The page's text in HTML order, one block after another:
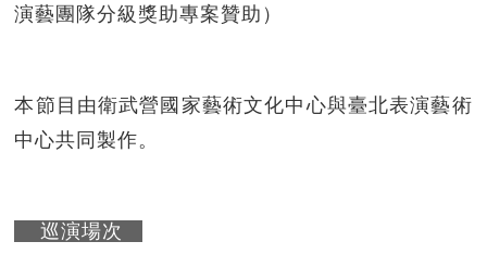
演藝團隊分級獎助專案贊助）
本節目由衛武營國家藝術文化中心與臺北表演藝術
中心共同製作。
巡演場次